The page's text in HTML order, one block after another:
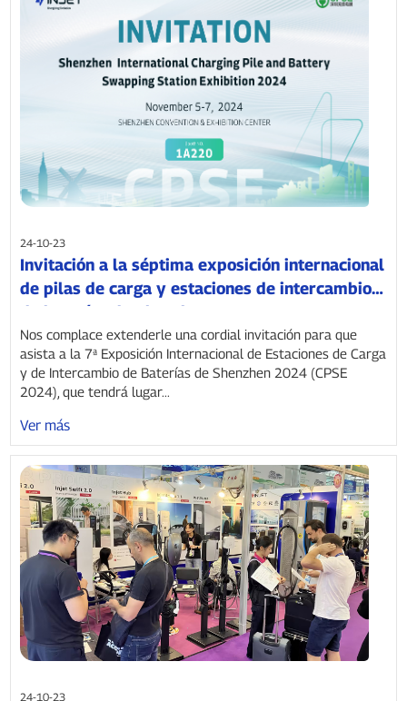
24-10-23
Invitación a la séptima exposición internacional
de pilas de carga y estaciones de intercambio
de baterías de Shenzhen 2024
Nos complace extenderle una cordial invitación para que
asista a la 7ª Exposición Internacional de Estaciones de Carga
y de Intercambio de Baterías de Shenzhen 2024 (CPSE
2024), que tendrá lugar...
Ver más
24-10-23